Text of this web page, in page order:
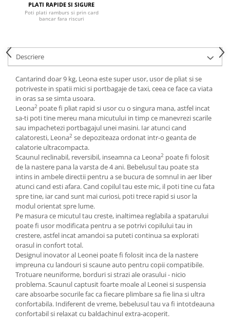
PLATI RAPIDE SI SIGURE
Poti plati ramburs si prin card
bancar fara riscuri
Descriere
Cantarind doar 9 kg, Leona este super usor, usor de pliat si se
potriveste in spatii mici si portbagaje de taxi, ceea ce face ca viata
in oras sa se simta usoara.
Leona2 poate fi pliat rapid si usor cu o singura mana, astfel incat
sa-ti poti tine mereu mana micutului in timp ce manevrezi scarile
sau impachetezi portbagajul unei masini. Iar atunci cand
calatoresti, Leona2 se depoziteaza ordonat intr-o geanta de
calatorie ultracompacta.
Scaunul reclinabil, reversibil, inseamna ca Leona2 poate fi folosit
de la nastere pana la varsta de 4 ani. Bebelusul tau poate sta
intins in ambele directii pentru a se bucura de somnul in aer liber
atunci cand esti afara. Cand copilul tau este mic, il poti tine cu fata
spre tine, iar cand sunt mai curiosi, poti trece rapid si usor la
modul orientat spre lume.
Pe masura ce micutul tau creste, inaltimea reglabila a spatarului
poate fi usor modificata pentru a se potrivi copilului tau in
crestere, astfel incat amandoi sa puteti continua sa explorati
orasul in confort total.
Designul inovator al Leonei poate fi folosit inca de la nastere
impreuna cu landouri si scaune auto pentru copii compatibile.
Trotuare neuniforme, borduri si strazi ale orasului - nicio
problema. Scaunul captusit foarte moale al Leonei si suspensia
care absoarbe socurile fac ca fiecare plimbare sa fie lina si ultra
confortabila. Indiferent de vreme, bebelusul tau va fi intotdeauna
confortabil si relaxat cu baldachinul extra-acoperit.